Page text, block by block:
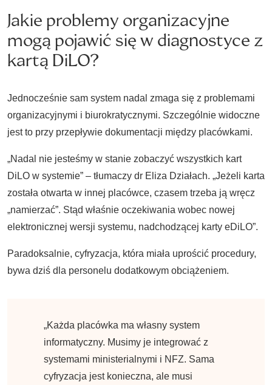
Jakie problemy organizacyjne
mogą pojawić się w diagnostyce z
kartą DiLO?
Jednocześnie sam system nadal zmaga się z problemami
organizacyjnymi i biurokratycznymi. Szczególnie widoczne
jest to przy przepływie dokumentacji między placówkami.
„Nadal nie jesteśmy w stanie zobaczyć wszystkich kart
DiLO w systemie” – tłumaczy dr Eliza Działach. „Jeżeli karta
została otwarta w innej placówce, czasem trzeba ją wręcz
„namierzać”. Stąd właśnie oczekiwania wobec nowej
elektronicznej wersji systemu, nadchodzącej karty eDiLO”.
Paradoksalnie, cyfryzacja, która miała uprościć procedury,
bywa dziś dla personelu dodatkowym obciążeniem.
„Każda placówka ma własny system
informatyczny. Musimy je integrować z
systemami ministerialnymi i NFZ. Sama
cyfryzacja jest konieczna, ale musi